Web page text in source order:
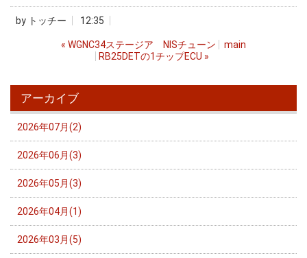
by トッチー 12:35
« WGNC34ステージア NISチューン
main
RB25DETの1チップECU »
アーカイブ
2026年07月(2)
2026年06月(3)
2026年05月(3)
2026年04月(1)
2026年03月(5)